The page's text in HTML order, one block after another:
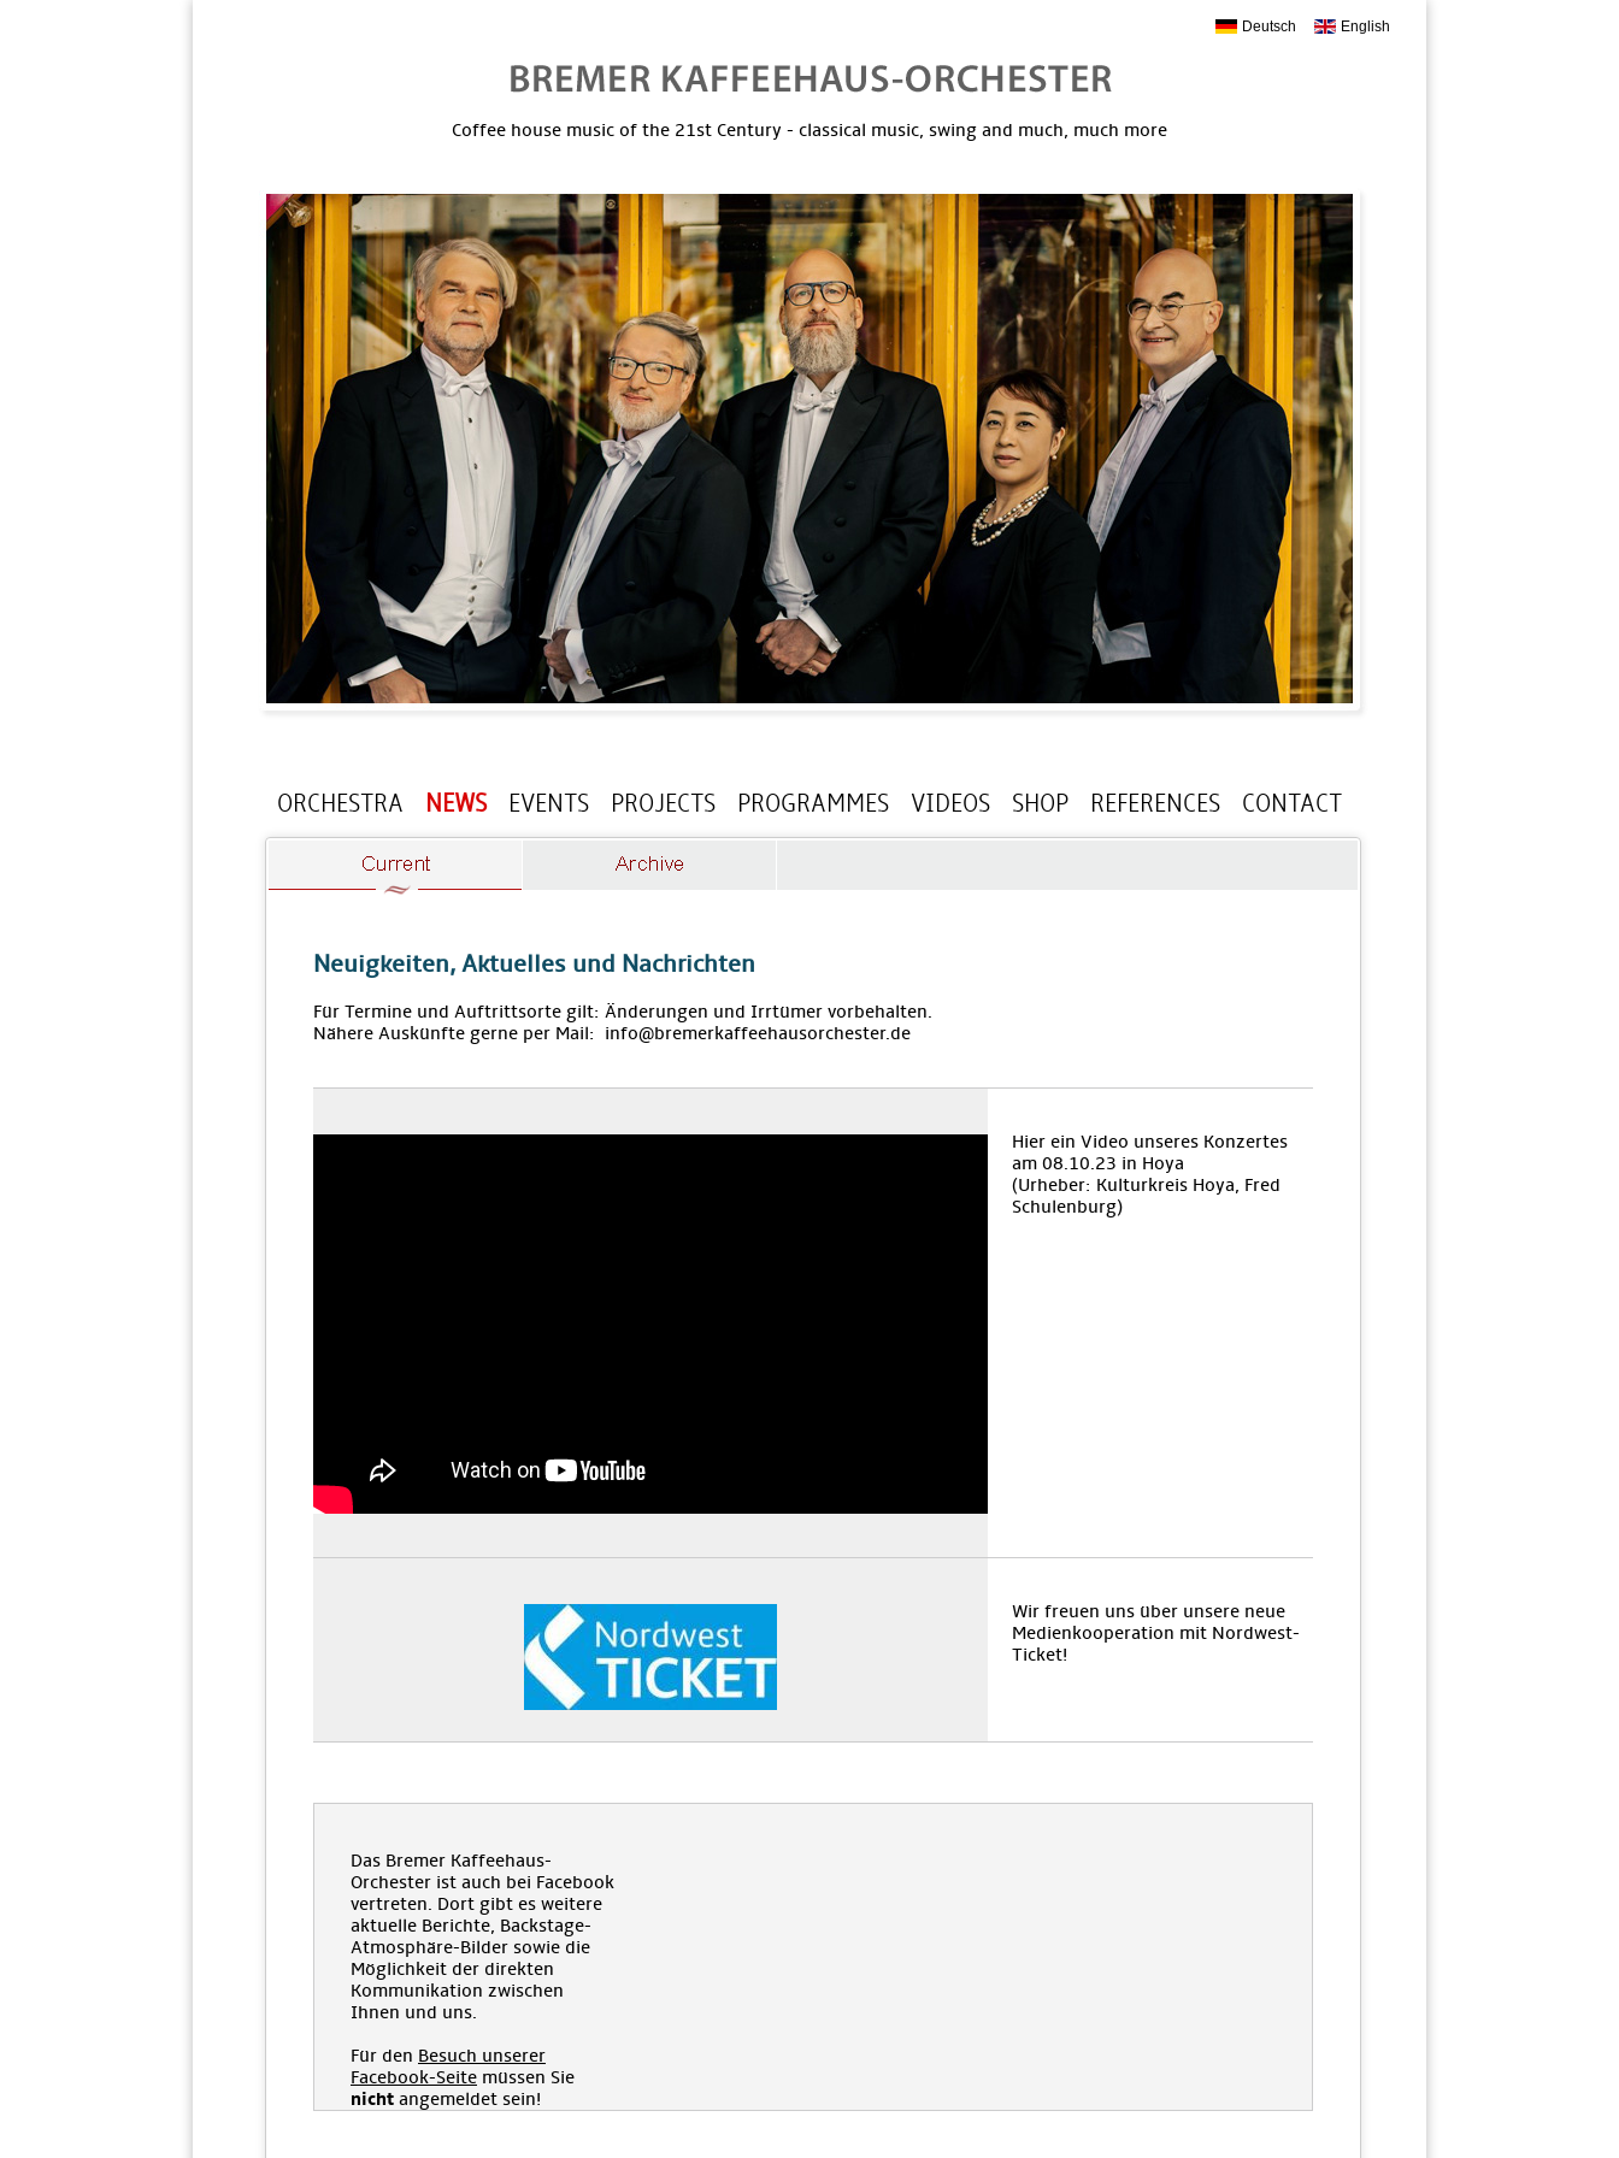
Deutsch English
Coffee house music of the 21st Century - classical music, swing and much, much more
ORCHESTRA NEWS EVENTS PROJECTS PROGRAMMES VIDEOS SHOP REFERENCES CONTACT
Neuigkeiten, Aktuelles und Nachrichten
Für Termine und Auftrittsorte gilt: Änderungen und Irrtümer vorbehalten.
Nähere Auskünfte gerne per Mail: info@bremerkaffeehausorchester.de
Hier ein Video unseres Konzertes
am 08.10.23 in Hoya
(Urheber: Kulturkreis Hoya, Fred
Schulenburg)
Wir freuen uns über unsere neue
Medienkooperation mit Nordwest-
Ticket!
Das Bremer Kaffeehaus-
Orchester ist auch bei Facebook
vertreten. Dort gibt es weitere
aktuelle Berichte, Backstage-
Atmosphäre-Bilder sowie die
Möglichkeit der direkten
Kommunikation zwischen
Ihnen und uns.
Für den Besuch unserer
Facebook-Seite müssen Sie
nicht angemeldet sein!